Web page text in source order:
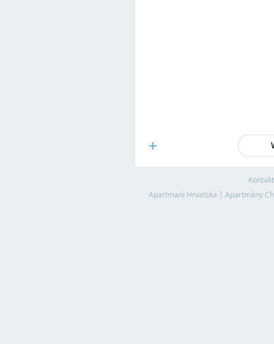
Kontakt
Apartmani Hrvatska | Apartmány